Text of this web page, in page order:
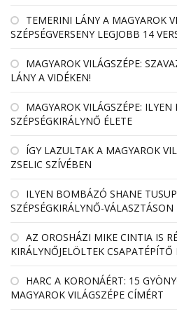
TEMERINI LÁNY A MAGYAROK
SZÉPSÉGVERSENY LEGJOBB 14
MAGYAROK VILÁGSZÉPE:
LÁNY A VIDÉKEN!
MAGYAROK VILÁGSZÉPE:
SZÉPSÉGKIRÁLYNŐ ÉLETE
ÍGY LAZULTAK A MAGYAROK
ZSELIC SZÍVÉBEN
ILYEN BOMBÁZÓ SHANE
SZÉPSÉGKIRÁLYNŐ-
AZ OROSHÁZI MIKE CINTIA IS
KIRÁLYNŐJELÖLTEK CSAPATÉPÍTŐ
HARC A KORONÁÉRT: 15
MAGYAROK VILÁGSZÉPE CÍMÉRT